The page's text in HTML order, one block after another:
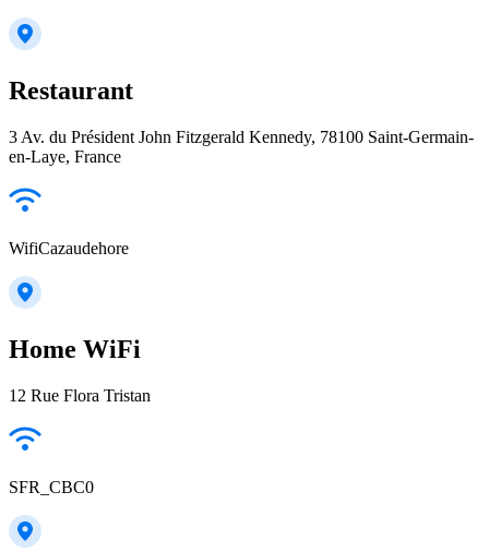
Restaurant
3 Av. du Président John Fitzgerald Kennedy, 78100 Saint-Germain-
en-Laye, France
WifiCazaudehore
Home WiFi
12 Rue Flora Tristan
SFR_CBC0